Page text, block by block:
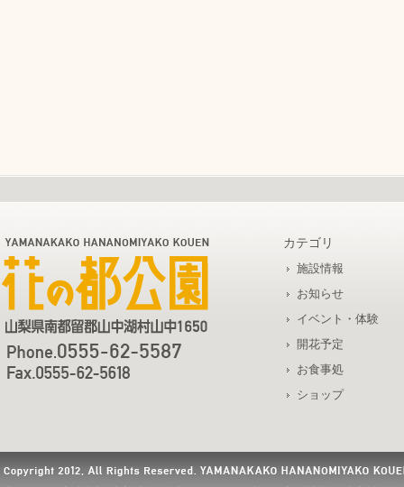
カテゴリ
施設情報
お知らせ
イベント・体験
開花予定
お食事処
ショップ